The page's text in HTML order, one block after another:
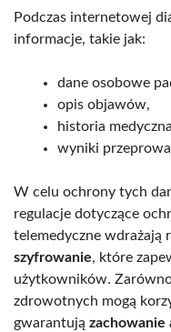
Podczas internetowej
informacje, takie jak:
dane osobowe
opis objawów,
historia
wyniki
W celu ochrony tych
regulacje dotyczące
telemedyczne wdrażają
szyfrowanie, które
użytkowników.
zdrowotnych mogą
gwarantują zachowanie